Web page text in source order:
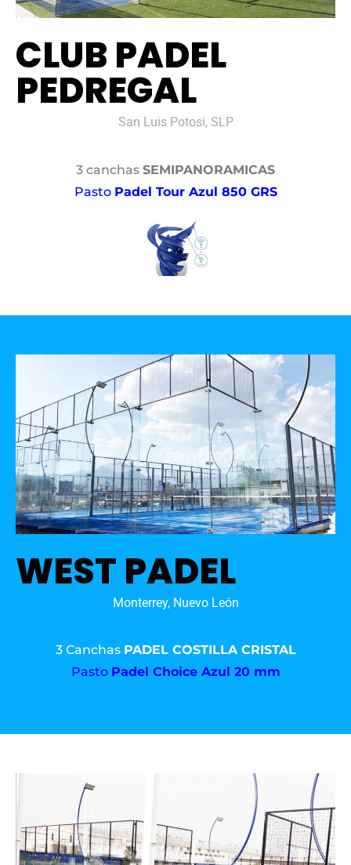
CLUB PADEL
PEDREGAL
San Luis Potosi, SLP
3 canchas SEMIPANORAMICAS
Pasto Padel Tour Azul 850 GRS
WEST PADEL
Monterrey, Nuevo León
3 Canchas PADEL COSTILLA CRISTAL
Pasto Padel Choice Azul 20 mm